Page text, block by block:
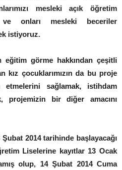
mesleki açık öğretim
ve onları mesleki beceriler
istiyoruz.
eğitim görme hakkından çeşitli
kız çocuklarımızın da bu proje
sağlamak, istihdam
projemizin bir diğer amacını
2014 tarihinde başlayacağı
Liselerine kayıtlar 13 Ocak
olup, 14 Şubat 2014 Cuma